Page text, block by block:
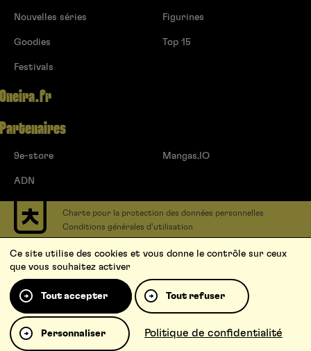
Nouvelles séries
Goodies
Festivals
Figurines
Top 15
Oneira.fr
Partenaires
9e-store
ADN
Mangas.IO
Charte pour la protection des données personnelles
Conditions générales d’utilisation
Contact
Soumettre un projet
Proposer une série
Qui sommes-nous ?
Ce site utilise des cookies et vous donne le contrôle sur ceux
que vous souhaitez activer
Tout accepter Tout refuser
Personnaliser Politique de confidentialité